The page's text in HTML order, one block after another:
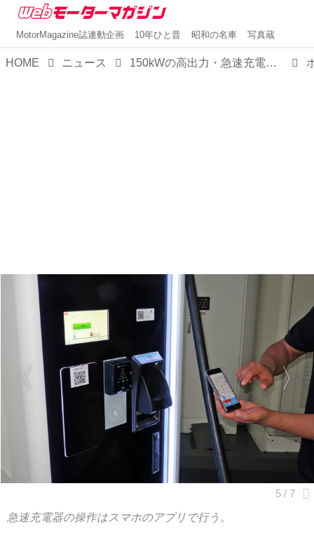
MotorMagazine誌連動企画 10年ひと昔 昭和の名車 写真蔵
HOME ニュース 150kWの高出力・急速充電施設「ターボチャージングステーション」をポルシェが全国各地に開設中
急速充電器の操作はスマホのアプリで行う。